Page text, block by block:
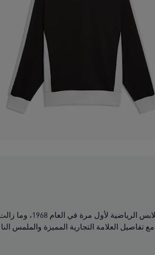
العلامة التجارية المميزة والملمس